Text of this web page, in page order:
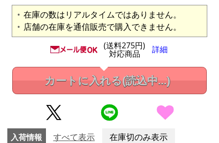
在庫の数はリアルタイムではありません。
店舗の在庫を通信販売で購入できません。
(送料275円)
対応商品 詳細
カートに入れる(読込中...)
入荷情報 すべて表示 在庫切のみ表示